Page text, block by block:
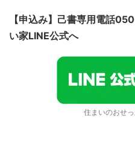
【申込み】己書専用電話
い家LINE公式へ
住まいのおせ